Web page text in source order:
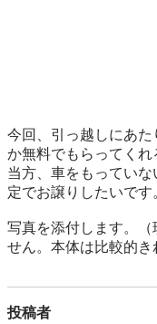
今回、引っ越しにあ
か無料でもらってくれ
当方、車をもってい
定でお譲りしたいです
写真を添付します。（
せん。本体は比較的き
投稿者